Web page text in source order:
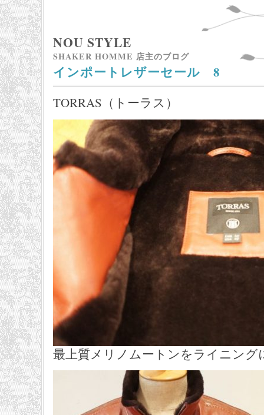
NOU STYLE
SHAKER HOMME 店主のブログ
インポートレザーセール 8
TORRAS（トーラス）
最上質メリノムートンをライニング